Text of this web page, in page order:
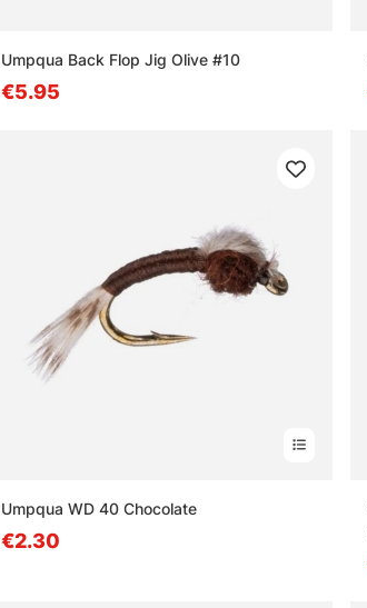
Umpqua Back Flop Jig Olive #10
€5.95
Umpqua WD 40 Chocolate
€2.30